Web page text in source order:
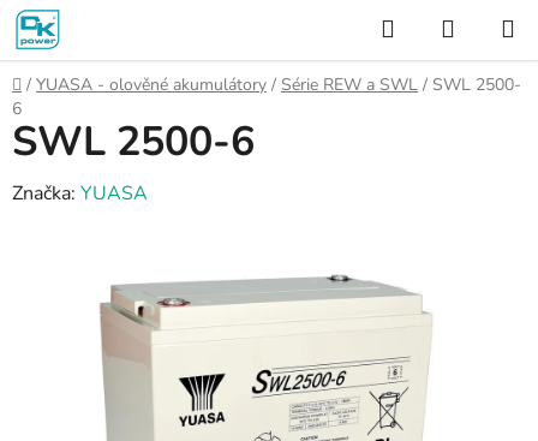
Přejít
obsah
Hledat
KOŠÍK
Domů
/ YUASA - olověné akumulátory / Série REW a SWL / SWL 2500-
6
SWL 2500-6
Značka: YUASA